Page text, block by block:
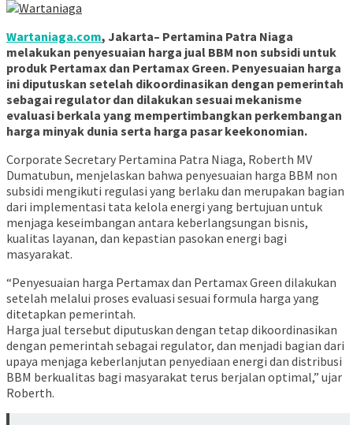
Wartaniaga.com, Jakarta– Pertamina Patra Niaga
melakukan penyesuaian harga jual BBM non subsidi untuk
produk Pertamax dan Pertamax Green. Penyesuaian harga
ini diputuskan setelah dikoordinasikan dengan pemerintah
sebagai regulator dan dilakukan sesuai mekanisme
evaluasi berkala yang mempertimbangkan perkembangan
harga minyak dunia serta harga pasar keekonomian.
Corporate Secretary Pertamina Patra Niaga, Roberth MV
Dumatubun, menjelaskan bahwa penyesuaian harga BBM non
subsidi mengikuti regulasi yang berlaku dan merupakan bagian
dari implementasi tata kelola energi yang bertujuan untuk
menjaga keseimbangan antara keberlangsungan bisnis,
kualitas layanan, dan kepastian pasokan energi bagi
masyarakat.
“Penyesuaian harga Pertamax dan Pertamax Green dilakukan
setelah melalui proses evaluasi sesuai formula harga yang
ditetapkan pemerintah.
Harga jual tersebut diputuskan dengan tetap dikoordinasikan
dengan pemerintah sebagai regulator, dan menjadi bagian dari
upaya menjaga keberlanjutan penyediaan energi dan distribusi
BBM berkualitas bagi masyarakat terus berjalan optimal,” ujar
Roberth.